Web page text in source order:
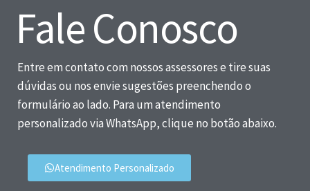
Fale Conosco
Entre em contato com nossos assessores e tire suas
dúvidas ou nos envie sugestões preenchendo o
formulário ao lado. Para um atendimento
personalizado via WhatsApp, clique no botão abaixo.
Atendimento Personalizado